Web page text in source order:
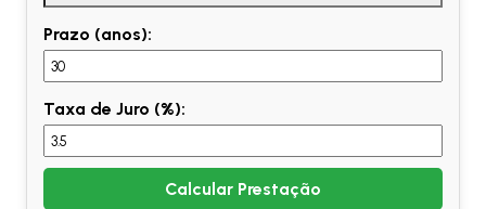
Prazo (anos):
Taxa de Juro (%):
Calcular Prestação